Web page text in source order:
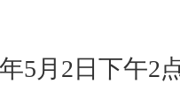
5月2日下午2